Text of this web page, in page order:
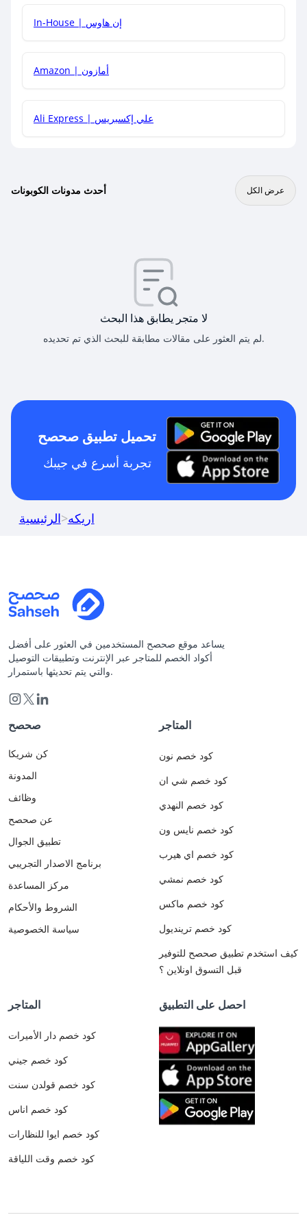
In-House | إن هاوس
Amazon | أمازون
Ali Express | علي إكسبريس
أحدث مدونات الكوبونات عرض الكل
لا متجر يطابق هذا البحث
لم يتم العثور على مقالات مطابقة للبحث الذي تم تحديده.
تحميل تطبيق صحصح
تجربة أسرع في جيبك
الرئيسية>اريكه
يساعد موقع صحصح المستخدمين في العثور على أفضل
أكواد الخصم للمتاجر عبر الإنترنت وتطبيقات التوصيل
والتي يتم تحديثها باستمرار.
صحصح
كن شريكا
المدونة
وظائف
عن صحصح
تطبيق الجوال
برنامج الاصدار التجريبي
مركز المساعدة
الشروط والأحكام
سياسة الخصوصية
المتاجر
كود خصم نون
كود خصم شي ان
كود خصم النهدي
كود خصم نايس ون
كود خصم اي هيرب
كود خصم نمشي
كود خصم ماكس
كود خصم ترينديول
كيف استخدم تطبيق صحصح للتوفير
قبل التسوق اونلاين ؟
المتاجر
كود خصم دار الأميرات
كود خصم جيني
كود خصم قولدن سنت
كود خصم اناس
كود خصم ايوا للنظارات
كود خصم وقت اللياقة
احصل على التطبيق